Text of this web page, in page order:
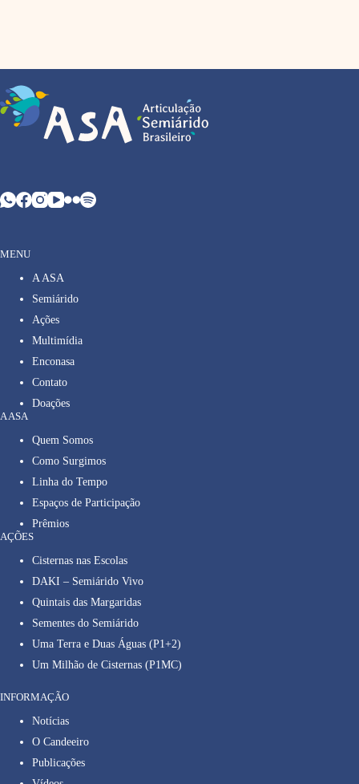
MENU
A ASA
Semiárido
Ações
Multimídia
Enconasa
Contato
Doações
A ASA
Quem Somos
Como Surgimos
Linha do Tempo
Espaços de Participação
Prêmios
AÇÕES
Cisternas nas Escolas
DAKI – Semiárido Vivo
Quintais das Margaridas
Sementes do Semiárido
Uma Terra e Duas Águas (P1+2)
Um Milhão de Cisternas (P1MC)
INFORMAÇÃO
Notícias
O Candeeiro
Publicações